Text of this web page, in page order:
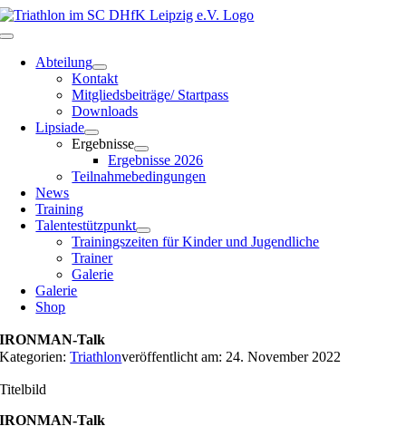
Zum
Inhalt
Toggle
NavigationAbteilung
Kontakt
Mitgliedsbeiträge/ Startpass
Downloads
Lipsiade
Ergebnisse
Ergebnisse 2026
Teilnahmebedingungen
News
Training
Talentestützpunkt
Trainingszeiten für Kinder und Jugendliche
Trainer
Galerie
Galerie
Shop
IRONMAN-Talk
Kategorien:Triathlonveröffentlicht am: 24. November 2022
Titelbild
IRONMAN-Talk